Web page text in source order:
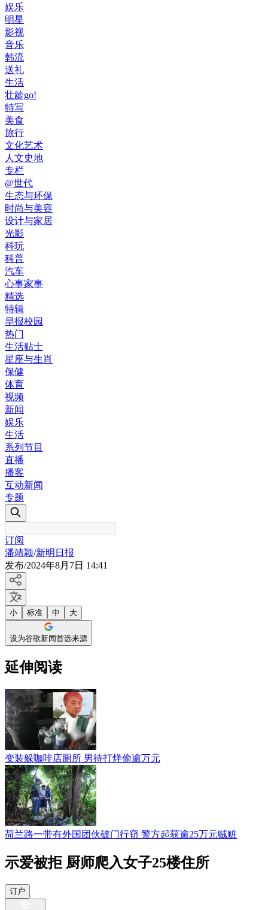
娱乐
明星
影视
音乐
韩流
送礼
生活
壮龄go!
特写
美食
旅行
文化艺术
人文史地
专栏
@世代
生态与环保
时尚与美容
设计与家居
光影
科玩
科普
汽车
心事家事
精选
特辑
早报校园
热门
生活贴士
星座与生肖
保健
体育
视频
新闻
娱乐
生活
系列节目
直播
播客
互动新闻
专题
订阅
潘靖颖/新明日报
发布/2024年8月7日 14:41
小 标准 中 大
设为谷歌新闻首选来源
延伸阅读
变装躲咖啡店厕所 男待打烊偷逾万元
荷兰路一带有外国团伙破门行窃 警方起获逾25万元贼赃
示爱被拒 厨师爬入女子25楼住所
订户